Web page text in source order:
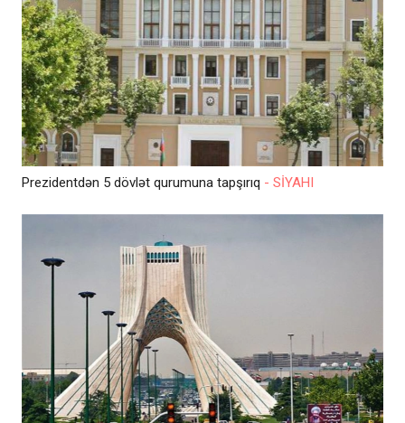
Prezidentdən 5 dövlət qurumuna tapşırıq - SİYAHI